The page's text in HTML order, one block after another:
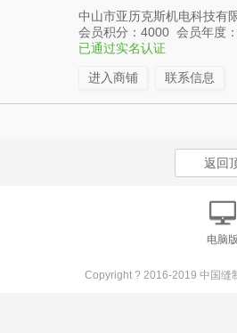
中山市亚历克斯机电科技有
会员积分：4000 会员年度
已通过实名认证
进入商铺 联系信息
返回
电脑版
Copyright ? 2016-2019 中国缝